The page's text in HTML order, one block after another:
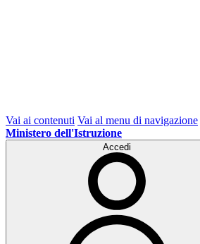
Vai ai contenuti Vai al menu di navigazione
Ministero dell'Istruzione
Accedi